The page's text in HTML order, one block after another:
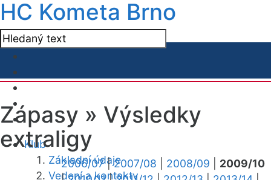
HC Kometa Brno
Klub
Základní údaje
Vedení a kontakty
Zápasy » Výsledky
extraligy
2006/07|2007/08 2008/09
2009/10